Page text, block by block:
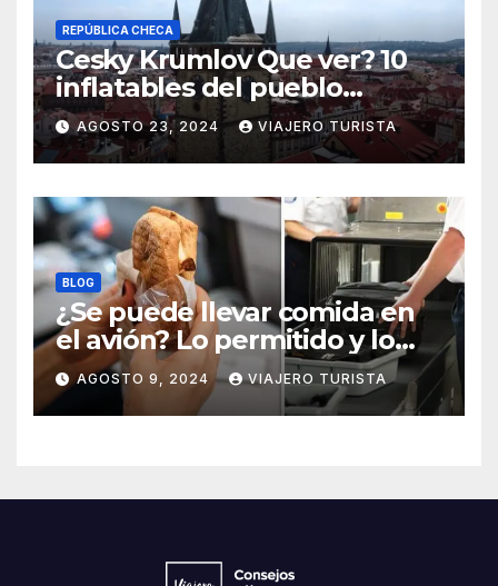
REPÚBLICA CHECA
Cesky Krumlov Que ver? 10
inflatables del pueblo
medieval
AGOSTO 23, 2024 VIAJERO TURISTA
BLOG
¿Se puede llevar comida en
el avión? Lo permitido y lo
prohido
AGOSTO 9, 2024 VIAJERO TURISTA